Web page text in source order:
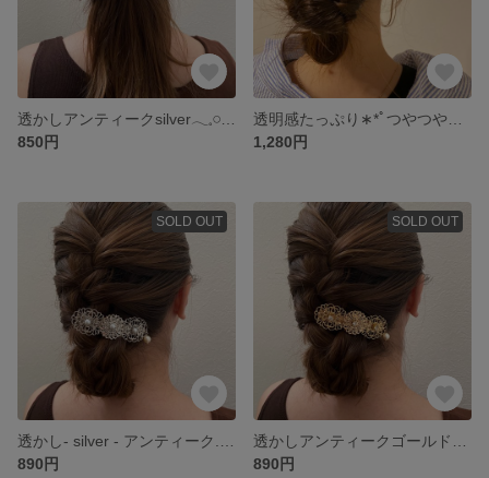
850円
1,280円
SOLD OUT
890円
SOLD OUT
890円